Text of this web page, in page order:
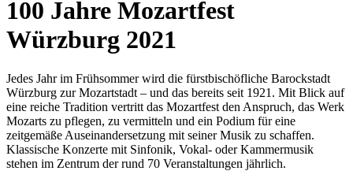
100 Jahre Mozartfest
Würzburg 2021
Jedes Jahr im Frühsommer wird die fürstbischöfliche Barockstadt
Würzburg zur Mozartstadt – und das bereits seit 1921. Mit Blick auf
eine reiche Tradition vertritt das Mozartfest den Anspruch, das Werk
Mozarts zu pflegen, zu vermitteln und ein Podium für eine
zeitgemäße Auseinandersetzung mit seiner Musik zu schaffen.
Klassische Konzerte mit Sinfonik, Vokal- oder Kammermusik
stehen im Zentrum der rund 70 Veranstaltungen jährlich.